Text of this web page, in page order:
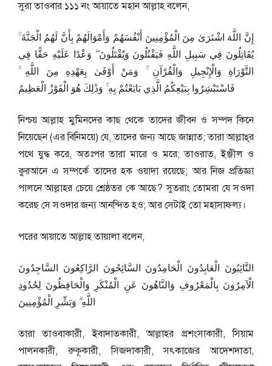
সুরা তাওবার ১১১ নং আয়াতে মহান আল্লাহ বলেন,
إِنَّ اللَّهَ اشْتَرَىٰ مِنَ الْمُؤْمِنِينَ أَنْفُسَهُمْ وَأَمْوَالَهُمْ بِأَنَّ لَهُمُ الْجَنَّةَ ۚ
يُقَاتِلُونَ فِي سَبِيلِ اللَّهِ فَيَقْتُلُونَ وَيُقْتَلُونَ ۖ وَعْدًا عَلَيْهِ حَقًّا فِي
التَّوْرَاةِ وَالْإِنْجِيلِ وَالْقُرْآنِ ۚ وَمَنْ أَوْفَىٰ بِعَهْدِهِ مِنَ اللَّهِ ۚ
فَاسْتَبْشِرُوا بِبَيْعِكُمُ الَّذِي بَايَعْتُمْ بِهِ ۚ وَذَٰلِكَ هُوَ الْفَوْزُ الْعَظِيمُ
নিশ্চয় আল্লাহ মুমিনদের কাছ থেকে তাদের জীবন ও সম্পদ কিনে
নিয়েছেন (এর বিনিময়ে) যে, তাদের জন্য আছে জান্নাত; তারা আল্লাহ্‌র
পথে যুদ্ধ করে, অতঃপর তারা মারে ও মরে; তাওরাত, ইঞ্জীল ও
কুরআনে এ সম্পর্কে তাদের হক ওয়াদা রয়েছে; আর নিজ প্রতিজ্ঞা
পালনে আল্লাহর চেয়ে শ্রেষ্ঠতর কে আছে? সুতরাং তোমরা যে সওদা
করেছ সে সওদার জন্য আনন্দিত হও; আর সেটাই তো মহাসাফল্য।
পরের আয়াতে আল্লাহ তায়ালা বলেন,
التَّائِبُونَ الْعَابِدُونَ الْحَامِدُونَ السَّائِحُونَ الرَّاكِعُونَ السَّاجِدُونَ
الْآمِرُونَ بِالْمَعْرُوفِ وَالنَّاهُونَ عَنِ الْمُنْكَرِ وَالْحَافِظُونَ لِحُدُودِ
اللَّهِ ۗ وَبَشِّرِ الْمُؤْمِنِينَ
তারা তাওবাকারী, ইবাদাতকারী, আল্লাহর প্রশংসাকারী, সিয়াম
পালনকারী, রুকূকারী, সিজদাকারী, সৎকাজের আদেশদাতা,